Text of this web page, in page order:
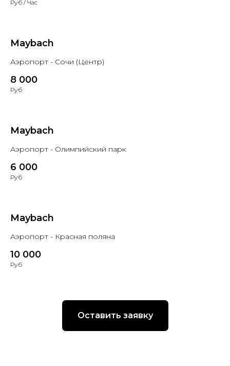
Руб / Час
Maybach
Аэропорт - Сочи (Центр)
8 000
Руб
Maybach
Аэропорт - Олимпийский парк
6 000
Руб
Maybach
Аэропорт - Красная поляна
10 000
Руб
Оставить заявку